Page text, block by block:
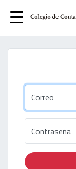
Correo
Contraseña